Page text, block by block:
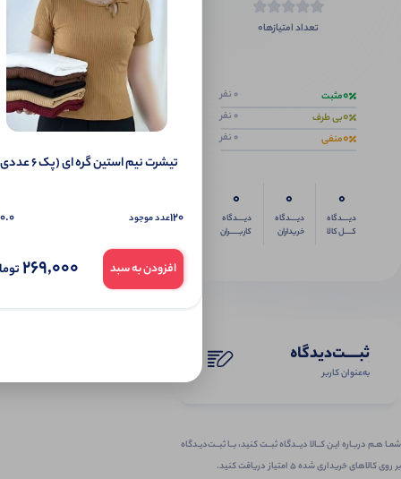
تعداد امتیازها0
0مثبت 0 نفر
0بی طرف 0 نفر
0منفی 0 نفر
0
دیــــدگاه
کــــل کالا
0
دیــــدگاه
خریداران
0
دیــــدگاه
کاربـــــران
ثبـــــت‌دیدگاه
به‌عنوان کاربر
شمـا هـم دربـاره ایـن کــالا دیــدگاه ثبــت کنید، بــا ثبــت‌دیـدگاه
بر روی کالاهای خریداری شده ۵ امتیاز دریافت کنید.
اگر این
تیشرت نیم‌ استین گره ای (پک 6 عددی)
120عدد موجود 0.0
افزودن به سبد 269,000